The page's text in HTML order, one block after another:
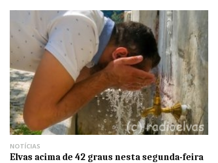
NOTÍCIAS
Elvas acima de 42 graus nesta segunda-feira